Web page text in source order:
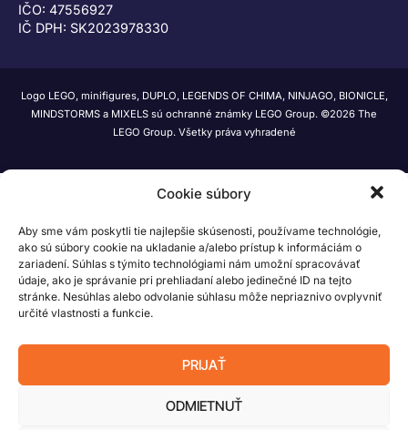
Cookie súbory
Aby sme vám poskytli tie najlepšie skúsenosti, používame technológie,
ako sú súbory cookie na ukladanie a/alebo prístup k informáciám o
zariadení. Súhlas s týmito technológiami nám umožní spracovávať
údaje, ako je správanie pri prehliadaní alebo jedinečné ID na tejto
stránke. Nesúhlas alebo odvolanie súhlasu môže nepriaznivo ovplyvniť
určité vlastnosti a funkcie.
PRIJAŤ
ODMIETNUŤ
IČO: 47556927
IČ DPH: SK2023978330
Logo LEGO, minifigures, DUPLO, LEGENDS OF CHIMA, NINJAGO, BIONICLE,
MINDSTORMS a MIXELS sú ochranné známky LEGO Group. ©2026 The
LEGO Group. Všetky práva vyhradené